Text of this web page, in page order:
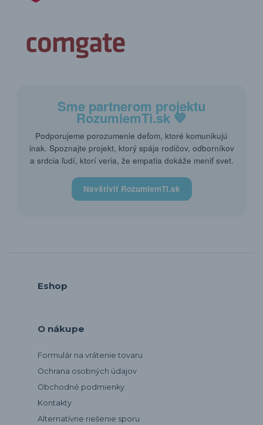
Sme partnerom projektu
RozumiemTi.sk💙
Podporujeme porozumenie deťom, ktoré komunikujú
inak. Spoznajte projekt, ktorý spája rodičov, odborníkov
a srdcia ľudí, ktorí veria, že empatia dokáže meniť svet.
Navštíviť RozumiemTi.sk
Eshop
O nákupe
Formulár na vrátenie tovaru
Ochrana osobných údajov
Obchodné podmienky
Kontakty
Alternatívne riešenie sporu